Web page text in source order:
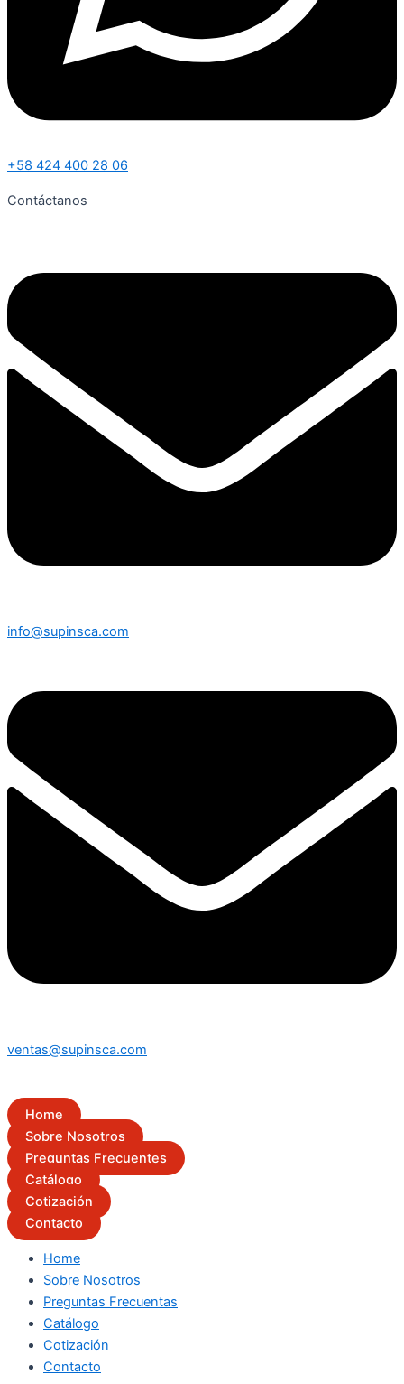
+58 424 400 28 06
Contáctanos
info@supinsca.com
ventas@supinsca.com
Home
Sobre Nosotros
Preguntas Frecuentes
Catálogo
Cotización
Contacto
Home
Sobre Nosotros
Preguntas Frecuentas
Catálogo
Cotización
Contacto